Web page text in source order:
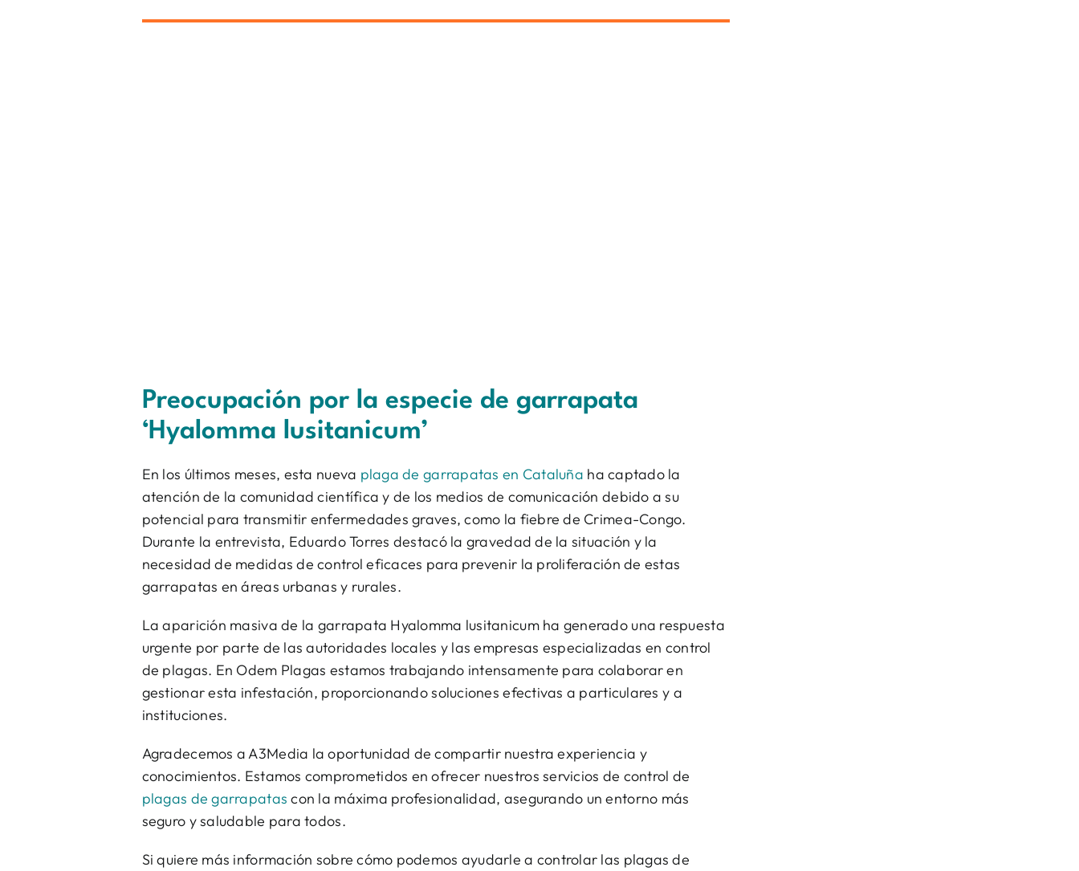
Preocupación por la especie de garrapata
‘Hyalomma lusitanicum’
En los últimos meses, esta nueva plaga de garrapatas en Cataluña ha captado la
atención de la comunidad científica y de los medios de comunicación debido a su
potencial para transmitir enfermedades graves, como la fiebre de Crimea-Congo.
Durante la entrevista, Eduardo Torres destacó la gravedad de la situación y la
necesidad de medidas de control eficaces para prevenir la proliferación de estas
garrapatas en áreas urbanas y rurales.
La aparición masiva de la garrapata Hyalomma lusitanicum ha generado una respuesta
urgente por parte de las autoridades locales y las empresas especializadas en control
de plagas. En Odem Plagas estamos trabajando intensamente para colaborar en
gestionar esta infestación, proporcionando soluciones efectivas a particulares y a
instituciones.
Agradecemos a A3Media la oportunidad de compartir nuestra experiencia y
conocimientos. Estamos comprometidos en ofrecer nuestros servicios de control de
plagas de garrapatas con la máxima profesionalidad, asegurando un entorno más
seguro y saludable para todos.
Si quiere más información sobre cómo podemos ayudarle a controlar las plagas de